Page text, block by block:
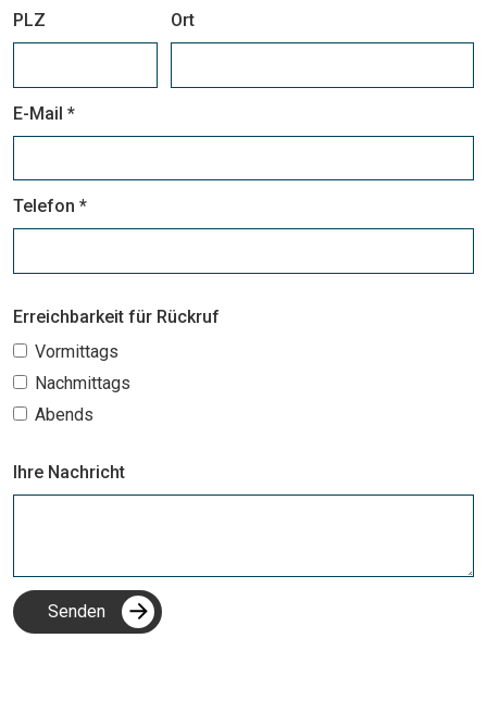
PLZ Ort
E-Mail *
Telefon *
Erreichbarkeit für Rückruf
Vormittags
Nachmittags
Abends
Ihre Nachricht